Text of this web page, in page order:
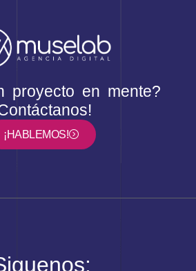
proyecto en mente?
¡HABLEMOS!